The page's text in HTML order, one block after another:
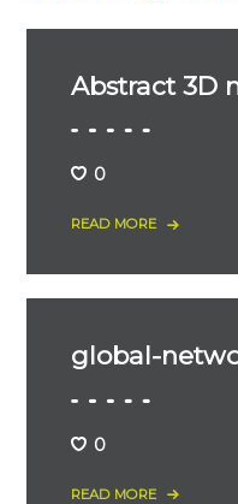
Abstract 3D
0
READ MORE
global-
0
READ MORE